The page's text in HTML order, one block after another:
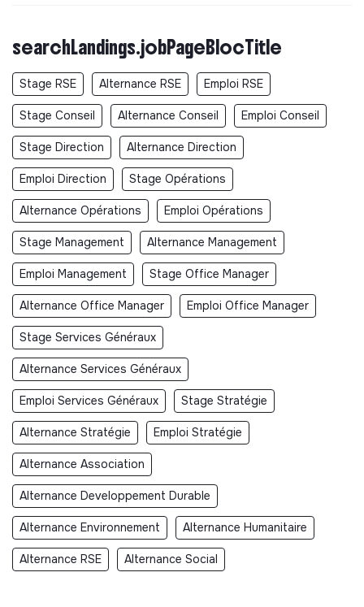
searchLandings.jobPageBlocTitle
Stage RSE Alternance RSE Emploi RSE
Stage Conseil Alternance Conseil Emploi Conseil
Stage Direction Alternance Direction
Emploi Direction Stage Opérations
Alternance Opérations Emploi Opérations
Stage Management Alternance Management
Emploi Management Stage Office Manager
Alternance Office Manager Emploi Office Manager
Stage Services Généraux
Alternance Services Généraux
Emploi Services Généraux Stage Stratégie
Alternance Stratégie Emploi Stratégie
Alternance Association
Alternance Developpement Durable
Alternance Environnement Alternance Humanitaire
Alternance RSE Alternance Social